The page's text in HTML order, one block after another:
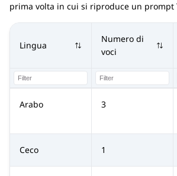
prima volta in cui si riproduce un prompt
Lingua
Numero di
voci
Arabo 3
Ceco 1